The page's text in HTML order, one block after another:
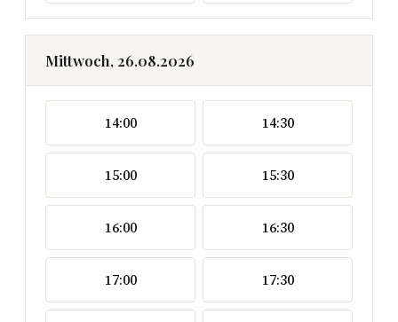
Mittwoch, 26.08.2026
14:00 14:30
15:00 15:30
16:00 16:30
17:00 17:30